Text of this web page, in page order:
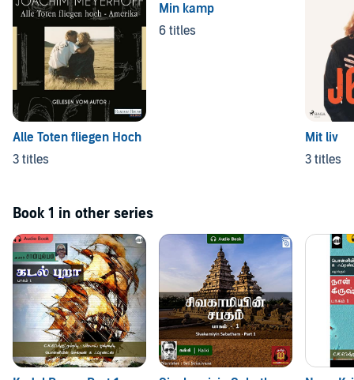
Alle Toten fliegen Hoch
3 titles
Min kamp
6 titles
Mit liv
3 titles
Book 1 in other series